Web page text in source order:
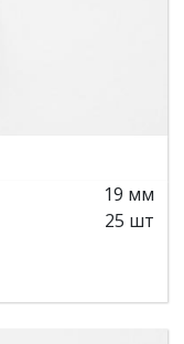
19 мм
25 шт